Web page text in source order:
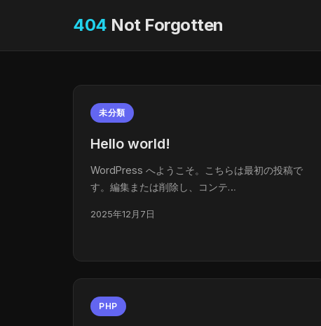
404 Not Forgotten
未分類
Hello world!
WordPress へようこそ。こちらは最初の投稿で
す。編集または削除し、コンテ…
2025年12月7日
PHP